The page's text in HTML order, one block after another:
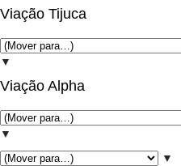
Viação Tijuca
▼
Viação Alpha
▼
▼